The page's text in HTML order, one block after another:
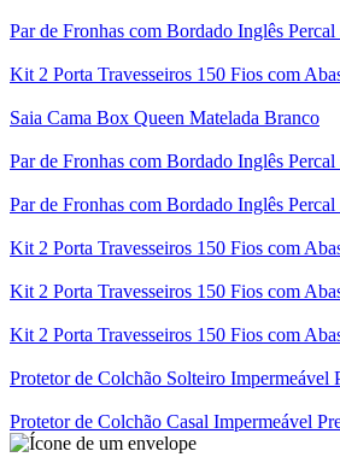
Par de Fronhas com Bordado Inglês
Kit 2 Porta Travesseiros 150 Fios com
Saia Cama Box Queen Matelada Branco
Par de Fronhas com Bordado Inglês
Par de Fronhas com Bordado Inglês
Kit 2 Porta Travesseiros 150 Fios com
Kit 2 Porta Travesseiros 150 Fios com
Kit 2 Porta Travesseiros 150 Fios com
Protetor de Colchão Solteiro Impermeável
Protetor de Colchão Casal Impermeável